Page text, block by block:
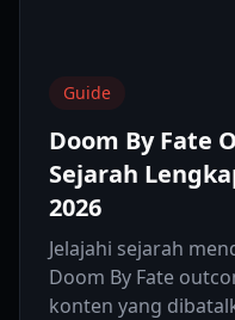
Guide
Doom By Fate
Sejarah
2026
Jelajahi sejarah
Doom By Fate
konten yang